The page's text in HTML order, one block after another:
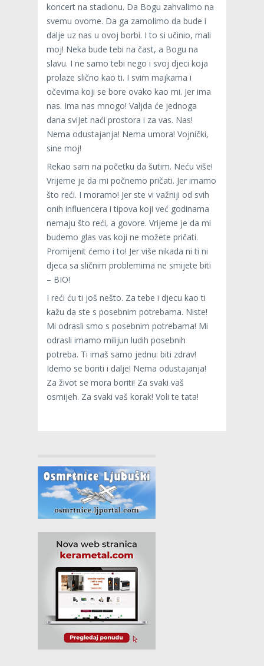
koncert na stadionu. Da Bogu zahvalimo na
svemu ovome. Da ga zamolimo da bude i
dalje uz nas u ovoj borbi. I to si učinio, mali
moj! Neka bude tebi na čast, a Bogu na
slavu. I ne samo tebi nego i svoj djeci koja
prolaze slično kao ti. I svim majkama i
očevima koji se bore ovako kao mi. Jer ima
nas. Ima nas mnogo! Valjda će jednoga
dana svijet naći prostora i za vas. Nas!
Nema odustajanja! Nema umora! Vojnički,
sine moj!
Rekao sam na početku da šutim. Neću više!
Vrijeme je da mi počnemo pričati. Jer imamo
što reći. I moramo! Jer ste vi važniji od svih
onih influencera i tipova koji već godinama
nemaju što reći, a govore. Vrijeme je da mi
budemo glas vas koji ne možete pričati.
Promijenit ćemo i to! Jer više nikada ni ti ni
djeca sa sličnim problemima ne smijete biti
– BIO!
I reći ću ti još nešto. Za tebe i djecu kao ti
kažu da ste s posebnim potrebama. Niste!
Mi odrasli smo s posebnim potrebama! Mi
odrasli imamo milijun ludih posebnih
potreba. Ti imaš samo jednu: biti zdrav!
Idemo se boriti i dalje! Nema odustajanja!
Za život se mora boriti! Za svaki vaš
osmijeh. Za svaki vaš korak! Voli te tata!